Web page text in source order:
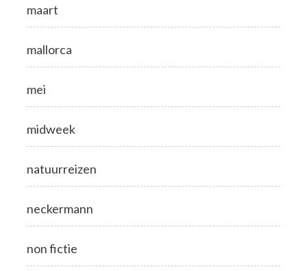
maart
mallorca
mei
midweek
natuurreizen
neckermann
non fictie